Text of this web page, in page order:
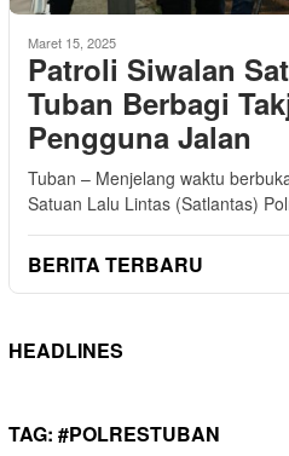
Maret 15, 2025
Patroli Siwalan
Tuban Berbagi
Pengguna Jalan
Tuban – Menjelang waktu
Satuan Lalu Lintas (Satlantas)
BERITA TERBARU
HEADLINES
TAG: #POLRESTUBAN